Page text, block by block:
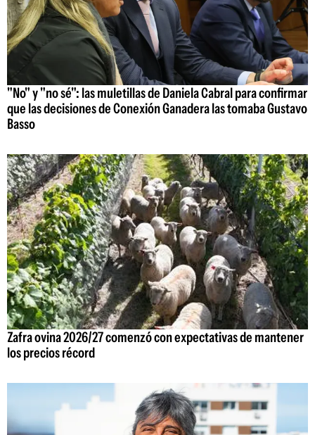
"No" y "no sé": las muletillas de Daniela Cabral para confirmar
que las decisiones de Conexión Ganadera las tomaba Gustavo
Basso
Zafra ovina 2026/27 comenzó con expectativas de mantener
los precios récord